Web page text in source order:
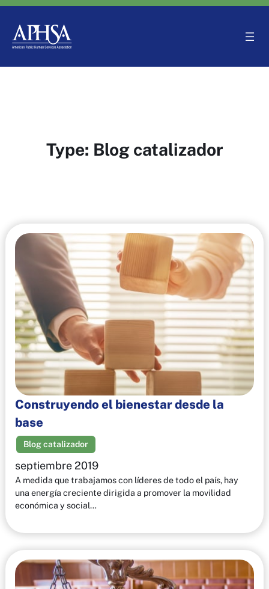
Saltar
contenido
Type: Blog catalizador
Construyendo el bienestar desde la
base
Blog catalizador
septiembre 2019
A medida que trabajamos con líderes de todo el país, hay
una energía creciente dirigida a promover la movilidad
económica y social…